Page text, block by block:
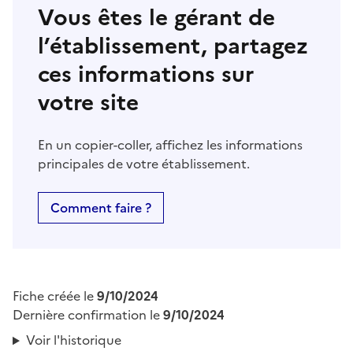
Vous êtes le gérant de
l’établissement, partagez
ces informations sur
votre site
En un copier-coller, affichez les informations
principales de votre établissement.
Comment faire ?
Fiche créée le9/10/2024
Dernière confirmation le9/10/2024
Voir l'historique